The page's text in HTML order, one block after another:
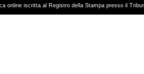
online iscritta al Registro della Stampa presso il